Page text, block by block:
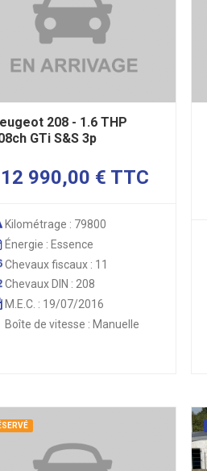
208 - 1.6 THP
GTi S&S 3p
12 990,00 € TTC
Kilométrage : 79800
Énergie : Essence
Chevaux fiscaux : 11
Chevaux DIN : 208
M.E.C. : 19/07/2016
Boîte de vitesse : Manuelle